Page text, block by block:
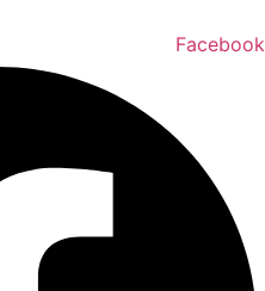
Facebook